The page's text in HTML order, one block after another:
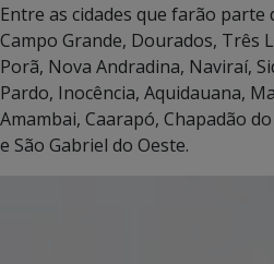
Entre as cidades que farão
Campo Grande, Dourados, Três
Porã, Nova Andradina, Naviraí,
Pardo, Inocência, Aquidauana,
Amambai, Caarapó, Chapadão
e São Gabriel do Oeste.